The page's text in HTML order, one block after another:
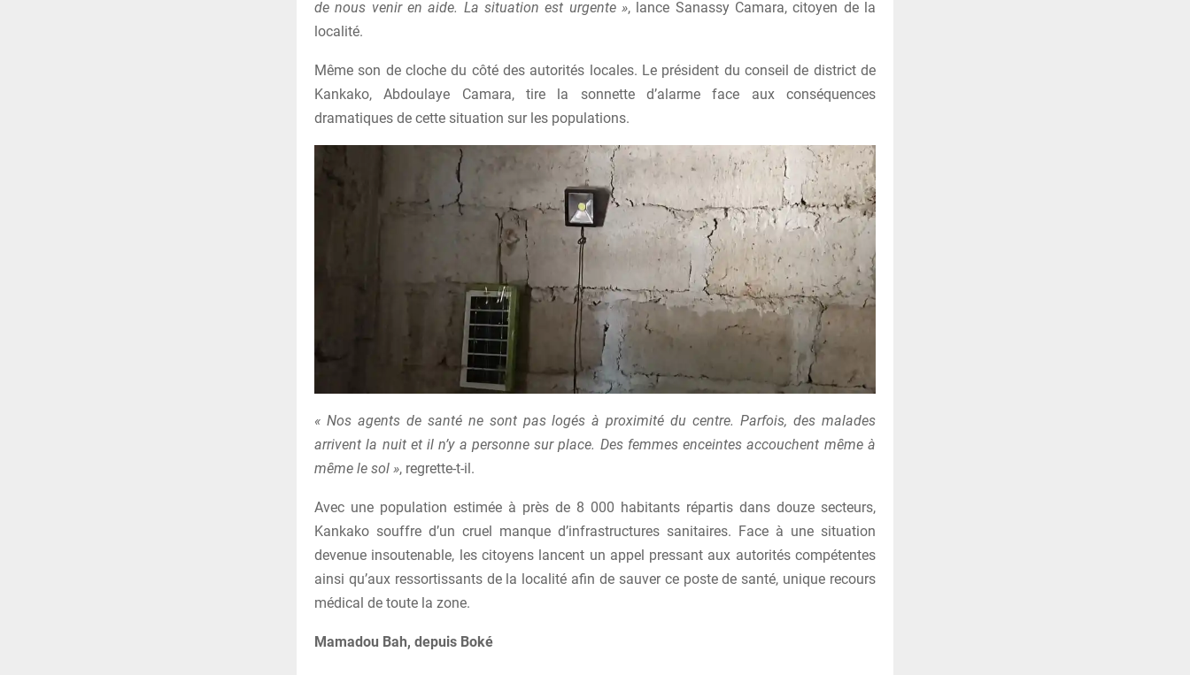
de nous venir en aide. La situation est urgente », lance Sanassy Camara, citoyen de la
localité.
Même son de cloche du côté des autorités locales. Le président du conseil de district de
Kankako, Abdoulaye Camara, tire la sonnette d’alarme face aux conséquences
dramatiques de cette situation sur les populations.
« Nos agents de santé ne sont pas logés à proximité du centre. Parfois, des malades
arrivent la nuit et il n’y a personne sur place. Des femmes enceintes accouchent même à
même le sol », regrette-t-il.
Avec une population estimée à près de 8 000 habitants répartis dans douze secteurs,
Kankako souffre d’un cruel manque d’infrastructures sanitaires. Face à une situation
devenue insoutenable, les citoyens lancent un appel pressant aux autorités compétentes
ainsi qu’aux ressortissants de la localité afin de sauver ce poste de santé, unique recours
médical de toute la zone.
Mamadou Bah, depuis Boké